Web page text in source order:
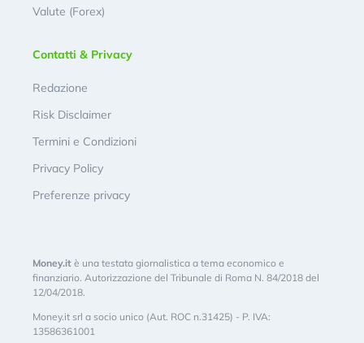
Valute (Forex)
Contatti & Privacy
Redazione
Risk Disclaimer
Termini e Condizioni
Privacy Policy
Preferenze privacy
Money.it è una testata giornalistica a tema economico e
finanziario. Autorizzazione del Tribunale di Roma N. 84/2018 del
12/04/2018.
Money.it srl a socio unico (Aut. ROC n.31425) - P. IVA:
13586361001